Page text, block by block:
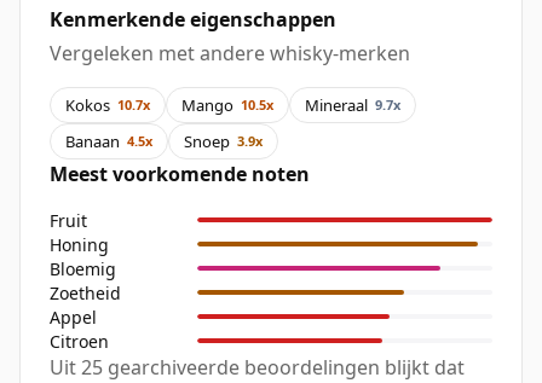
Kenmerkende eigenschappen
Vergeleken met andere whisky-merken
Kokos 10.7x Mango 10.5x Mineraal 9.7x
Banaan 4.5x Snoep 3.9x
Meest voorkomende noten
Fruit
Honing
Bloemig
Zoetheid
Appel
Citroen
Uit 25 gearchiveerde beoordelingen blijkt dat